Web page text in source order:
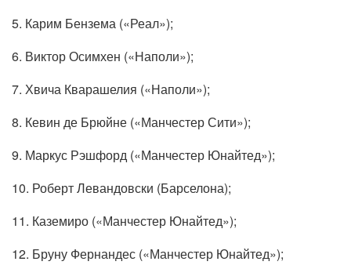
5. Карим Бензема («Реал»);
6. Виктор Осимхен («Наполи»);
7. Хвича Кварашелия («Наполи»);
8. Кевин де Брюйне («Манчестер Сити»);
9. Маркус Рэшфорд («Манчестер Юнайтед»);
10. Роберт Левандовски (Барселона);
11. Каземиро («Манчестер Юнайтед»);
12. Бруну Фернандес («Манчестер Юнайтед»);